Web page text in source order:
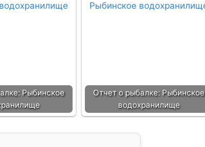
Рыбинское
Отчет о рыбалке: Рыбинское
водохранилище